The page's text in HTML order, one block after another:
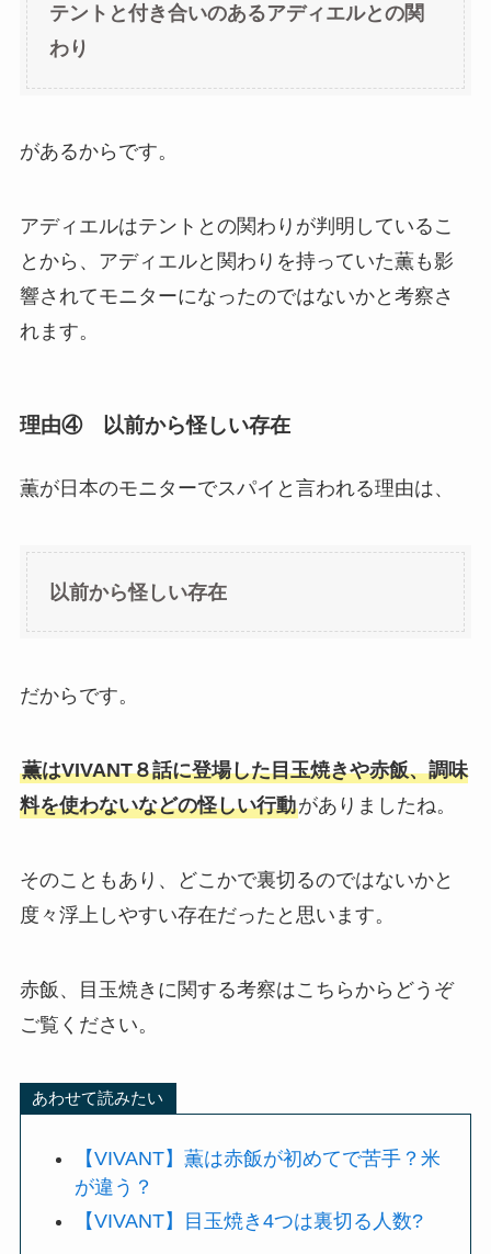
テントと付き合いのあるアディエルとの関
わり
があるからです。
アディエルはテントとの関わりが判明しているこ
とから、アディエルと関わりを持っていた薫も影
響されてモニターになったのではないかと考察さ
れます。
理由④ 以前から怪しい存在
薫が日本のモニターでスパイと言われる理由は、
以前から怪しい存在
だからです。
薫はVIVANT８話に登場した目玉焼きや赤飯、調味
料を使わないなどの怪しい行動がありましたね。
そのこともあり、どこかで裏切るのではないかと
度々浮上しやすい存在だったと思います。
赤飯、目玉焼きに関する考察はこちらからどうぞ
ご覧ください。
あわせて読みたい
【VIVANT】薫は赤飯が初めてで苦手？米
が違う？
【VIVANT】目玉焼き4つは裏切る人数?